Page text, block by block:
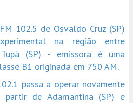
102.5 de Osvaldo Cruz (SP)
na região entre
(SP) - emissora é uma
B1 originada em 750 AM.
passa a operar novamente
de Adamantina (SP) e